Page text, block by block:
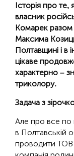
Історія про те,
власник
Комарек разом
Максима
Полтавщині і в
цікаве
характерно –
триколору.
Задача з
Але про все
в Полтавській
проводити ТОВ